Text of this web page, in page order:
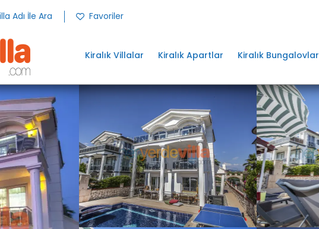
Adı İle Ara Favoriler
Kiralık Villalar Kiralık Apartlar Kiralık Bungalovlar